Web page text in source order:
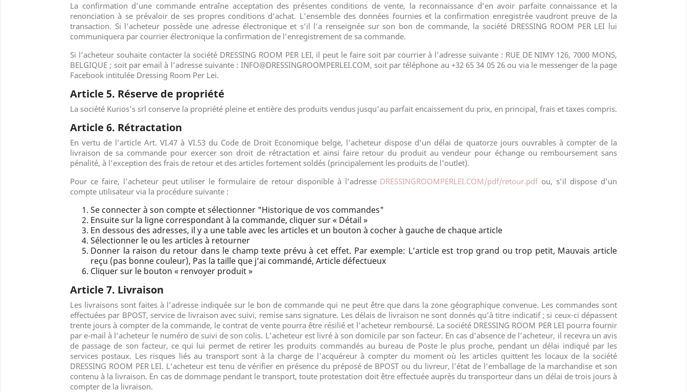
La confirmation d’une commande entraîne acceptation des présentes conditions de vente, la reconnaissance d’en avoir parfaite connaissance et la
renonciation à se prévaloir de ses propres conditions d’achat. L’ensemble des données fournies et la confirmation enregistrée vaudront preuve de la
transaction. Si l’acheteur possède une adresse électronique et s’il l’a renseignée sur son bon de commande, la société DRESSING ROOM PER LEI lui
communiquera par courrier électronique la confirmation de l’enregistrement de sa commande.
Si l’acheteur souhaite contacter la société DRESSING ROOM PER LEI, il peut le faire soit par courrier à l’adresse suivante : RUE DE NIMY 126, 7000 MONS,
BELGIQUE ; soit par email à l’adresse suivante : INFO@DRESSINGROOMPERLEI.COM, soit par téléphone au +32 65 34 05 26 ou via le messenger de la page
Facebook intitulée Dressing Room Per Lei.
Article 5. Réserve de propriété
La société Kurios's srl conserve la propriété pleine et entière des produits vendus jusqu'au parfait encaissement du prix, en principal, frais et taxes compris.
Article 6. Rétractation
En vertu de l’article Art. VI.47 à VI.53 du Code de Droit Economique belge, l’acheteur dispose d'un délai de quatorze jours ouvrables à compter de la
livraison de sa commande pour exercer son droit de rétractation et ainsi faire retour du produit au vendeur pour échange ou remboursement sans
pénalité, à l’exception des frais de retour et des articles fortement soldés (principalement les produits de l'outlet).
Pour ce faire, l’acheteur peut utiliser le formulaire de retour disponible à l’adresse DRESSINGROOMPERLEI.COM/pdf/retour.pdfou, s’il dispose d’un
compte utilisateur via la procédure suivante :
Se connecter à son compte et sélectionner "Historique de vos commandes"
Ensuite sur la ligne correspondant à la commande, cliquer sur « Détail »
En dessous des adresses, il y a une table avec les articles et un bouton à cocher à gauche de chaque article
Sélectionner le ou les articles à retourner
Donner la raison du retour dans le champ texte prévu à cet effet. Par exemple: L’article est trop grand ou trop petit, Mauvais article
reçu (pas bonne couleur), Pas la taille que j’ai commandé, Article défectueux
Cliquer sur le bouton « renvoyer produit »
Article 7. Livraison
Les livraisons sont faites à l’adresse indiquée sur le bon de commande qui ne peut être que dans la zone géographique convenue. Les commandes sont
effectuées par BPOST, service de livraison avec suivi, remise sans signature. Les délais de livraison ne sont donnés qu’à titre indicatif ; si ceux-ci dépassent
trente jours à compter de la commande, le contrat de vente pourra être résilié et l’acheteur remboursé. La société DRESSING ROOM PER LEI pourra fournir
par e-mail à l’acheteur le numéro de suivi de son colis. L’acheteur est livré à son domicile par son facteur. En cas d’absence de l’acheteur, il recevra un avis
de passage de son facteur, ce qui lui permet de retirer les produits commandés au bureau de Poste le plus proche, pendant un délai indiqué par les
services postaux. Les risques liés au transport sont à la charge de l'acquéreur à compter du moment où les articles quittent les locaux de la société
DRESSING ROOM PER LEI. L’acheteur est tenu de vérifier en présence du préposé de BPOST ou du livreur, l’état de l’emballage de la marchandise et son
contenu à la livraison. En cas de dommage pendant le transport, toute protestation doit être effectuée auprès du transporteur dans un délai de trois jours à
compter de la livraison.